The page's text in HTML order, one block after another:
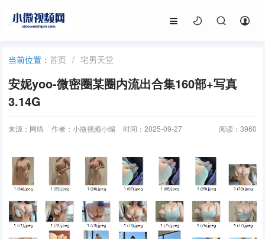
当前位置：首页 / 宅男天堂
安妮yoo-微密圈某圈内流出合集160部+写真
3.14G
来源：网络 作者：小微视频小编 时间：2025-09-27 阅读： 3960